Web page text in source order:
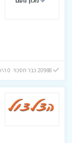
20988 כבר חסכו! 0 היום